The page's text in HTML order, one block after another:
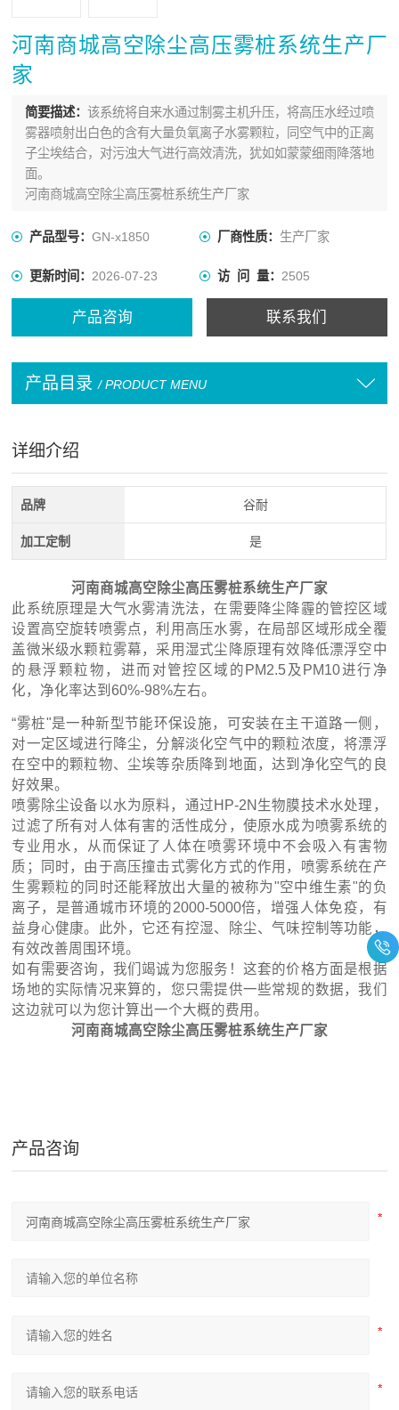
河南商城高空除尘高压雾桩系统生产厂
家
简要描述： 该系统将自来水通过制雾主机升压，将高压水经过喷
雾器喷射出白色的含有大量负氧离子水雾颗粒，同空气中的正离
子尘埃结合，对污浊大气进行高效清洗，犹如如蒙蒙细雨降落地
面。
河南商城高空除尘高压雾桩系统生产厂家
产品型号：GN-x1850 厂商性质： 生产厂家
更新时间：2026-07-23 访 问 量： 2505
产品咨询 联系我们
产品目录 / PRODUCT MENU
详细介绍
品牌 谷耐
加工定制 是
河南商城高空除尘高压雾桩系统生产厂家
此系统原理是大气水雾清洗法，在需要降尘降霾的管控区域
设置高空旋转喷雾点，利用高压水雾，在局部区域形成全覆
盖微米级水颗粒雾幕，采用湿式尘降原理有效降低漂浮空中
的悬浮颗粒物，进而对管控区域的PM2.5及PM10进行净
化，净化率达到60%-98%左右。
“雾桩"是一种新型节能环保设施，可安装在主干道路一侧，
对一定区域进行降尘，分解淡化空气中的颗粒浓度，将漂浮
在空中的颗粒物、尘埃等杂质降到地面，达到净化空气的良
好效果。
喷雾除尘设备以水为原料，通过HP-2N生物膜技术水处理，
过滤了所有对人体有害的活性成分，使原水成为喷雾系统的
专业用水，从而保证了人体在喷雾环境中不会吸入有害物
质；同时，由于高压撞击式雾化方式的作用，喷雾系统在产
生雾颗粒的同时还能释放出大量的被称为"空中维生素"的负
离子，是普通城市环境的2000-5000倍，增强人体免疫，有
益身心健康。此外，它还有控湿、除尘、气味控制等功能，
有效改善周围环境。
如有需要咨询，我们竭诚为您服务！这套的价格方面是根据
场地的实际情况来算的，您只需提供一些常规的数据，我们
这边就可以为您计算出一个大概的费用。
河南商城高空除尘高压雾桩系统生产厂家
产品咨询